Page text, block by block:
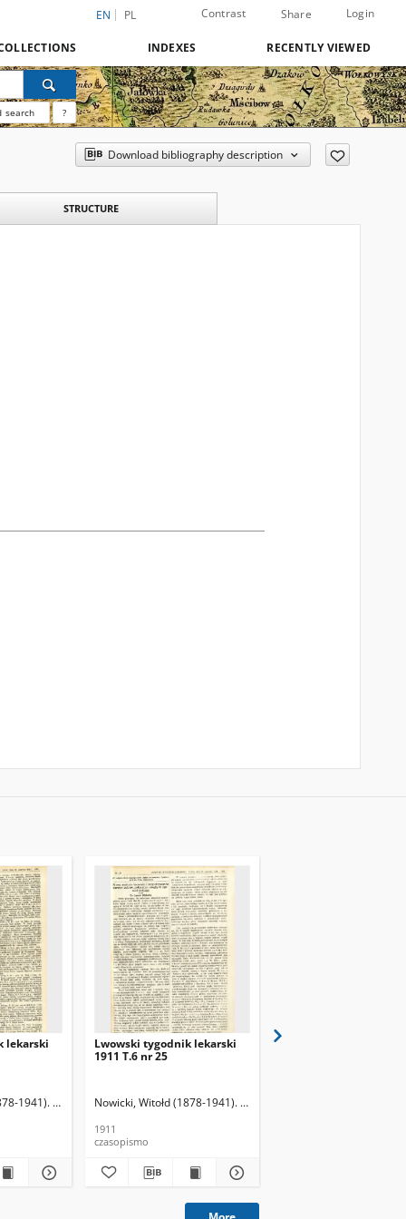
EN PL Contrast Share Login
INDEXES RECENTLY VIEWED
search ?
Download bibliography description
STRUCTURE
lekarski
1941). Red.
Lwowski tygodnik lekarski
1911 T.6 nr 25
Nowicki, Witołd (1878-1941). Red.
1911
czasopismo